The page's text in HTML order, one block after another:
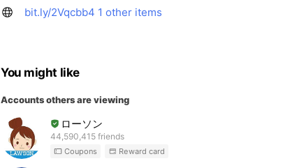
bit.ly/2Vqcbb4 1 other items
You might like
Accounts others are viewing
ローソン
44,590,415 friends
Coupons Reward card